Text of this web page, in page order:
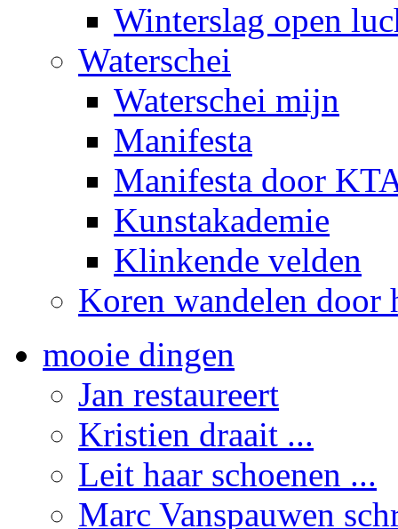
Winterslag open
Waterschei
Waterschei mijn
Manifesta
Manifesta door
Kunstakademie
Klinkende velden
Koren wandelen door
mooie dingen
Jan restaureert
Kristien draait ...
Leit haar schoenen ...
Marc Vanspauwen